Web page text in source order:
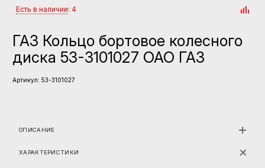
Есть в наличии: 4
ГАЗ Кольцо бортовое колесного
диска 53-3101027 ОАО ГАЗ
Артикул: 53-3101027
ОПИСАНИЕ
ХАРАКТЕРИСТИКИ